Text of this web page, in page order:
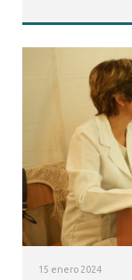
15 enero 2024